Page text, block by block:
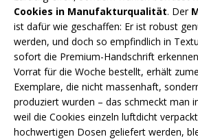
Cookies in Manufakturqualität. Der
ist dafür wie geschaffen: Er ist robust
werden, und doch so empfindlich in
sofort die Premium-Handschrift
Vorrat für die Woche bestellt, erhält
Exemplare, die nicht massenhaft,
produziert wurden – das schmeckt man
weil die Cookies einzeln luftdicht
hochwertigen Dosen geliefert werden,